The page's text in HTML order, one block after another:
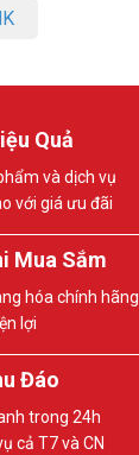
Quả
và dịch vụ
với giá ưu đãi
Mua Sắm
hóa chính hãng
lợi
Đáo
trong 24h
cả T7 và CN